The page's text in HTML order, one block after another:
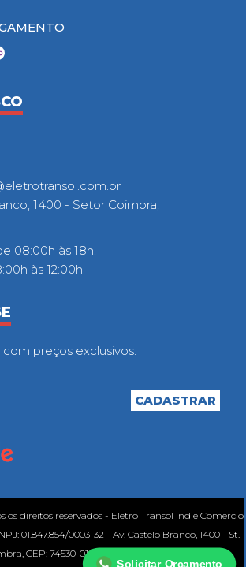
1400 - Setor Coimbra,
08:00h às 18h.
às 12:00h
preços exclusivos.
os direitos reservados - Eletro Transol Ind e Comercio
01.847.854/0003-32 - Av. Castelo Branco, 1400 - St.
CEP: 74530-010, Goiânia - GO.
Solicitar Orçamento